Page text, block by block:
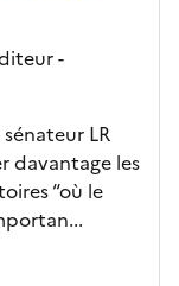
-
LR
davantage les
“où le